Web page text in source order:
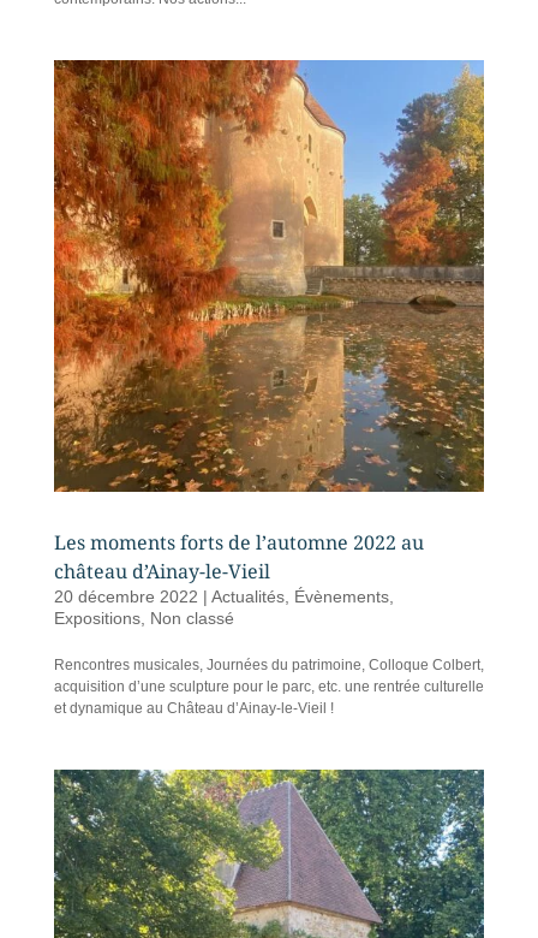
Les moments forts de l’automne 2022 au
château d’Ainay-le-Vieil
20 décembre 2022 | Actualités, Évènements,
Expositions, Non classé
Rencontres musicales, Journées du patrimoine, Colloque Colbert,
acquisition d’une sculpture pour le parc, etc. une rentrée culturelle
et dynamique au Château d’Ainay-le-Vieil !